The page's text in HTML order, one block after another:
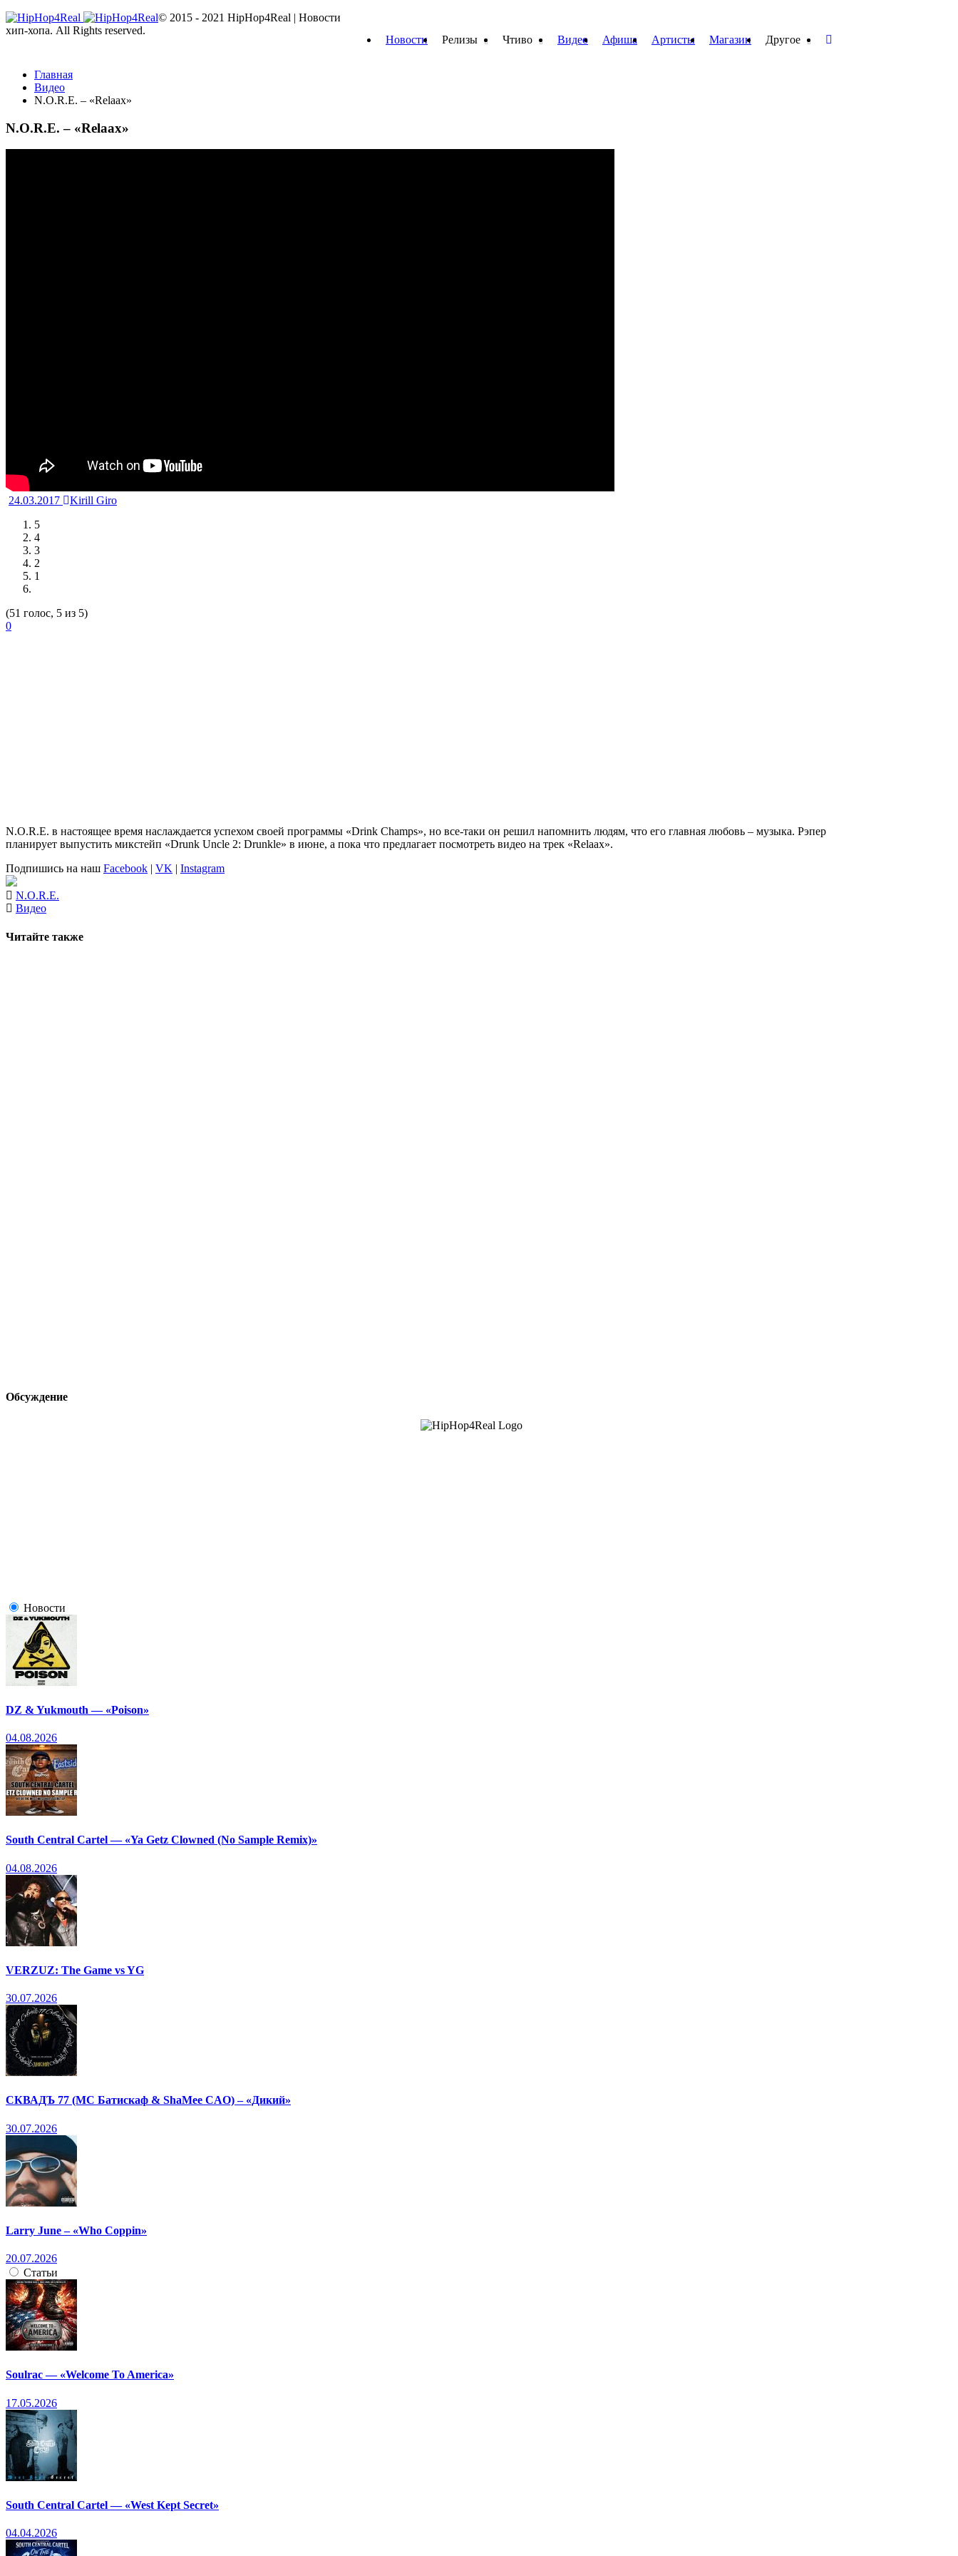
Новости Релизы Чтиво Видео Афиша Артисты Магазин Другое
Главная
Видео
N.O.R.E. – «Relaax»
N.O.R.E. – «Relaax»
24.03.2017
Kirill Giro
5
4
3
2
1
(51 голос, 5 из 5)
0
N.O.R.E. в настоящее время наслаждается успехом своей программы «Drink Champs», но все-таки он решил напомнить людям, что его главная любовь – музыка. Рэпер
планирует выпустить микстейп «Drunk Uncle 2: Drunkle» в июне, а пока что предлагает посмотреть видео на трек «Relaax».
Подпишись на наш Facebook | VK | Instagram
N.O.R.E.
Видео
Читайте также
Обсуждение
Новости
DZ & Yukmouth — «Poison»
04.08.2026
South Central Cartel — «Ya Getz Clowned (No Sample Remix)»
04.08.2026
VERZUZ: The Game vs YG
30.07.2026
СКВАДЪ 77 (МС Батискаф & ShaMee CAO) – «Дикий»
30.07.2026
Larry June – «Who Coppin»
20.07.2026
Статьи
Soulrac — «Welcome To America»
17.05.2026
South Central Cartel — «West Kept Secret»
04.04.2026
© 2015 - 2021 HipHop4Real | Новости
хип-хопа. All Rights reserved.